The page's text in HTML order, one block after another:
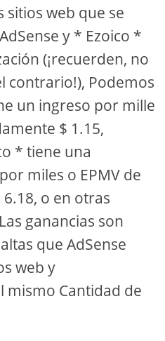
sitios web que se
y * Ezoico *
(¡recuerden, no
contrario!), Podemos
un ingreso por mille
$ 1.15,
* tiene una
miles o EPMV de
o en otras
ganancias son
que AdSense
web y
Cantidad de